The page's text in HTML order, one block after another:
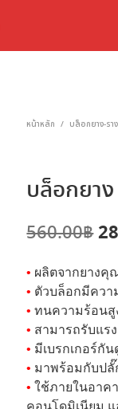
หน้าหลัก / บล็อกยาง-รา
บล็อกยา
560.00฿
• ผลิตจากยางคุ
• ตัวบล็อกมีควา
•ทนความร้อน
• สามารถรับแร
• มีเบรกเกอร์กั
• มาพร้อมกับป
•ใช้ภายในอาค
คอนโดมิเนียม